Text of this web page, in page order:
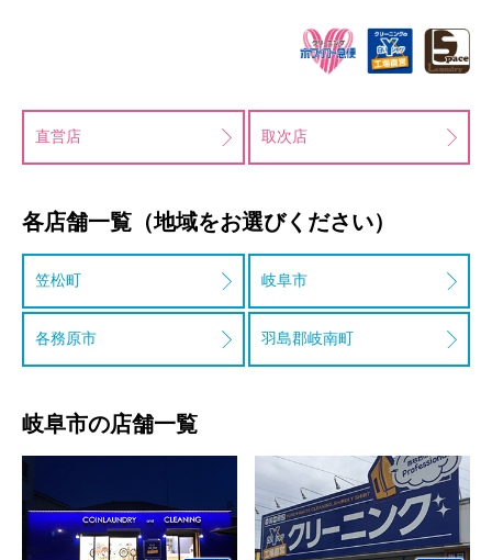
直営店 取次店
各店舗一覧 （地域をお選びください）
笠松町 岐阜市
各務原市 羽島郡岐南町
岐阜市の店舗一覧